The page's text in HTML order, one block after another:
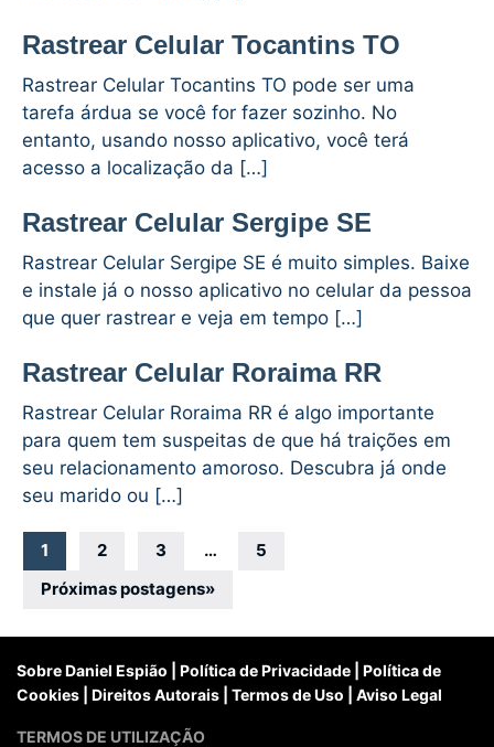
Rastrear Celular Tocantins TO
Rastrear Celular Tocantins TO pode ser uma
tarefa árdua se você for fazer sozinho. No
entanto, usando nosso aplicativo, você terá
acesso a localização da […]
Rastrear Celular Sergipe SE
Rastrear Celular Sergipe SE é muito simples. Baixe
e instale já o nosso aplicativo no celular da pessoa
que quer rastrear e veja em tempo […]
Rastrear Celular Roraima RR
Rastrear Celular Roraima RR é algo importante
para quem tem suspeitas de que há traições em
seu relacionamento amoroso. Descubra já onde
seu marido ou […]
Navegação
por
posts
1 2 3 …
5
Próximas postagens»
Sobre Daniel Espião Política de Privacidade
Política de
Cookies
Direitos Autorais Termos de Uso Aviso Legal
TERMOS DE UTILIZAÇÃO